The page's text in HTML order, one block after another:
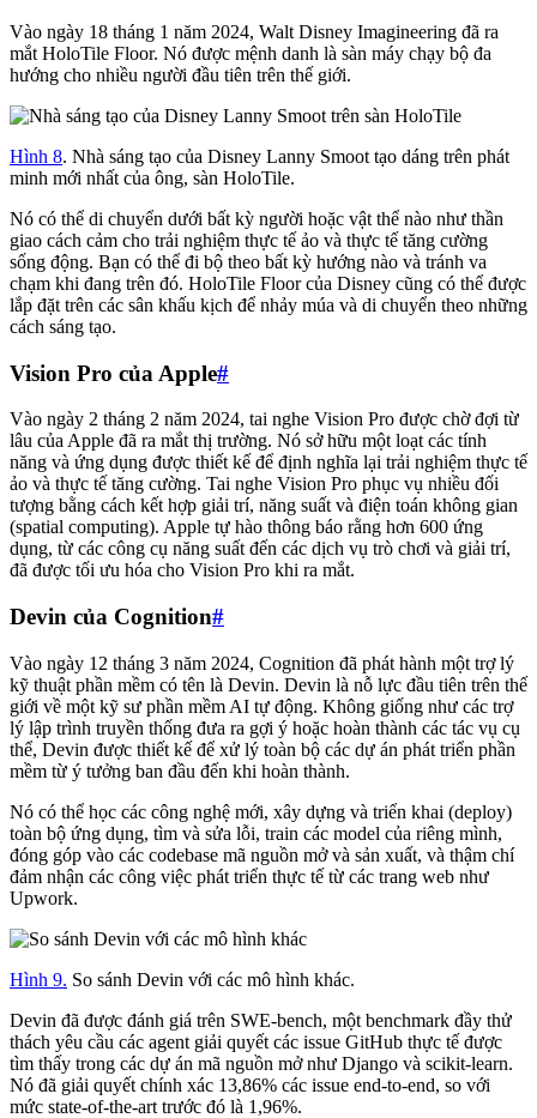
Vào ngày 18 tháng 1 năm 2024, Walt Disney Imagineering đã ra
mắt HoloTile Floor. Nó được mệnh danh là sàn máy chạy bộ đa
hướng cho nhiều người đầu tiên trên thế giới.
Hình 8. Nhà sáng tạo của Disney Lanny Smoot tạo dáng trên phát
minh mới nhất của ông, sàn HoloTile.
Nó có thể di chuyển dưới bất kỳ người hoặc vật thể nào như thần
giao cách cảm cho trải nghiệm thực tế ảo và thực tế tăng cường
sống động. Bạn có thể đi bộ theo bất kỳ hướng nào và tránh va
chạm khi đang trên đó. HoloTile Floor của Disney cũng có thể được
lắp đặt trên các sân khấu kịch để nhảy múa và di chuyển theo những
cách sáng tạo.
Vision Pro của Apple#
Vào ngày 2 tháng 2 năm 2024, tai nghe Vision Pro được chờ đợi từ
lâu của Apple đã ra mắt thị trường. Nó sở hữu một loạt các tính
năng và ứng dụng được thiết kế để định nghĩa lại trải nghiệm thực tế
ảo và thực tế tăng cường. Tai nghe Vision Pro phục vụ nhiều đối
tượng bằng cách kết hợp giải trí, năng suất và điện toán không gian
(spatial computing). Apple tự hào thông báo rằng hơn 600 ứng
dụng, từ các công cụ năng suất đến các dịch vụ trò chơi và giải trí,
đã được tối ưu hóa cho Vision Pro khi ra mắt.
Devin của Cognition#
Vào ngày 12 tháng 3 năm 2024, Cognition đã phát hành một trợ lý
kỹ thuật phần mềm có tên là Devin. Devin là nỗ lực đầu tiên trên thế
giới về một kỹ sư phần mềm AI tự động. Không giống như các trợ
lý lập trình truyền thống đưa ra gợi ý hoặc hoàn thành các tác vụ cụ
thể, Devin được thiết kế để xử lý toàn bộ các dự án phát triển phần
mềm từ ý tưởng ban đầu đến khi hoàn thành.
Nó có thể học các công nghệ mới, xây dựng và triển khai (deploy)
toàn bộ ứng dụng, tìm và sửa lỗi, train các model của riêng mình,
đóng góp vào các codebase mã nguồn mở và sản xuất, và thậm chí
đảm nhận các công việc phát triển thực tế từ các trang web như
Upwork.
Hình 9. So sánh Devin với các mô hình khác.
Devin đã được đánh giá trên SWE-bench, một benchmark đầy thử
thách yêu cầu các agent giải quyết các issue GitHub thực tế được
tìm thấy trong các dự án mã nguồn mở như Django và scikit-learn.
Nó đã giải quyết chính xác 13,86% các issue end-to-end, so với
mức state-of-the-art trước đó là 1,96%.